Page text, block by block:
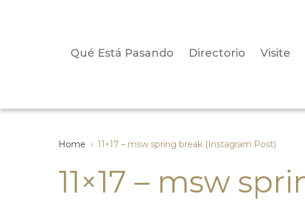
Qué Está Pasando Directorio Visite
Home › 11×17 – msw spring break (Instagram Post)
11×17 – msw